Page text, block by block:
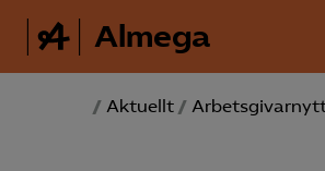
Almega
/ Aktuellt /